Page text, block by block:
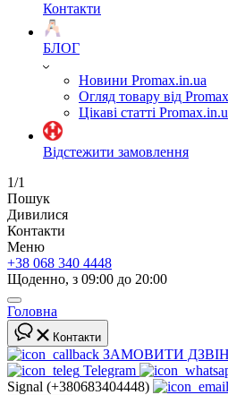
Контакти
БЛОГ
Новини Promax.in.ua
Огляд товару від
Цікаві статті
Відстежити замовлення
1/1
Пошук
Дивилися
Контакти
Меню
+38 068 340 4448
Щоденно, з 09:00 до 20:00
Головна
Контакти
ЗАМОВИТИ
Telegram
Signal (+380683404448)